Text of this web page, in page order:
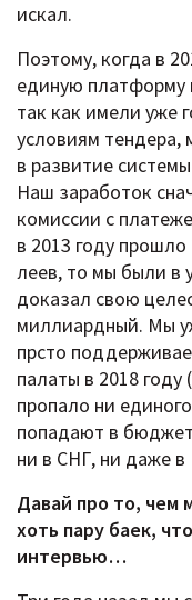
искал.
Поэтому, когда в
единую платформу
так как имели уже
условиям
в развитие
Наш заработок
комиссии с
в 2013 году прошло
леев, то мы были в
доказал свою
миллиардный. Мы
прсто
палаты в 2018
пропало ни
попадают в
ни в СНГ, ни даже
Давай про то, чем
хоть пару баек,
интервью…